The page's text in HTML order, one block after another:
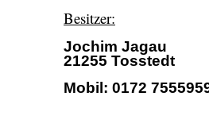
Besitzer:
Jochim Jagau
21255 Tosstedt
Mobil: 0172